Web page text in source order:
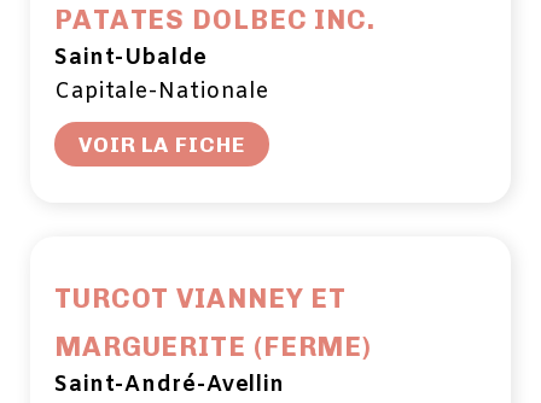
PATATES DOLBEC INC.
Saint-Ubalde
Capitale-Nationale
VOIR LA FICHE
TURCOT VIANNEY ET
MARGUERITE (FERME)
Saint-André-Avellin